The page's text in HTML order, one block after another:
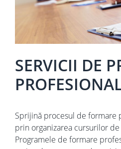
SERVICII DE
Sprijină procesul de formare
prin organizarea cursurilor
Programele de formare